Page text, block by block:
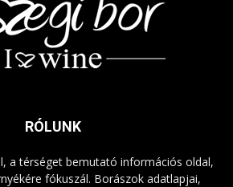
RÓLUNK
a térséget bemutató információs oldal,
fókuszál. Borászok adatlapjai,